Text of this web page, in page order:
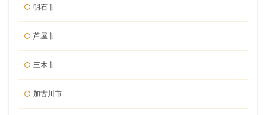
明石市
芦屋市
三木市
加古川市